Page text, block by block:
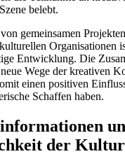
belebt.
gemeinsamen
Organisationen
Entwicklung. Die
Wege der kreativen
einen positiven
Schaffen haben.
der